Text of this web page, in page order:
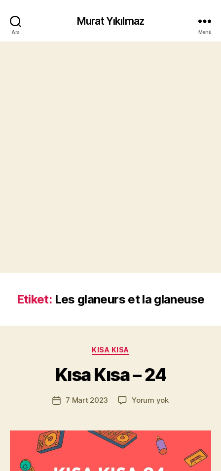
Ara
Murat Yıkılmaz
Menü
Etiket: Les glaneurs et la glaneuse
Kategoriler
KISA KISA
Kısa Kısa – 24
Yazının
yazarı
a
u
a
kı
l
a
Yazı7 Mart 2023 Yorum yokKısa
24